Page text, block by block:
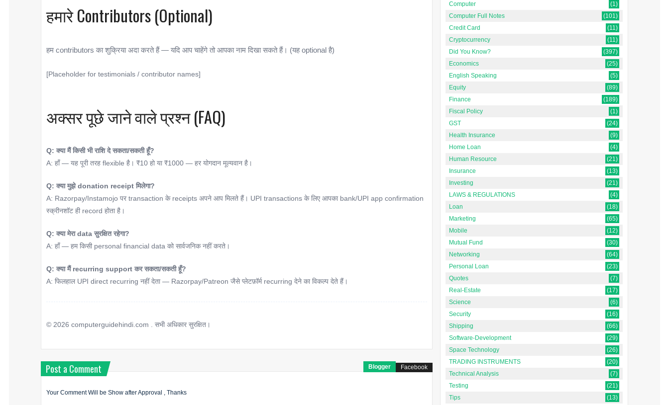
हमारे Contributors (Optional)
हम contributors का शुक्रिया अदा करते हैं — यदि आप चाहेंगे तो आपका नाम दिखा सकते हैं। (यह optional है)
[Placeholder for testimonials / contributor names]
अक्सर पूछे जाने वाले प्रश्न (FAQ)
Q: क्या मैं किसी भी राशि दे सकता/सकती हूँ?
A: हाँ — यह पूरी तरह flexible है। ₹10 हो या ₹1000 — हर योगदान मूल्यवान है।
Q: क्या मुझे donation receipt मिलेगा?
A: Razorpay/Instamojo पर transaction के receipts अपने आप मिलते हैं। UPI transactions के लिए आपका bank/UPI app confirmation
स्क्रीनशॉट ही record होता है।
Q: क्या मेरा data सुरक्षित रहेगा?
A: हाँ — हम किसी personal financial data को सार्वजनिक नहीं करते।
Q: क्या मैं recurring support कर सकता/सकती हूँ?
A: फिलहाल UPI direct recurring नहीं देता — Razorpay/Patreon जैसे प्लेटफ़ॉर्म recurring देने का विकल्प देते हैं।
© 2026 computerguidehindi.com . सभी अधिकार सुरक्षित।
Post a Comment Blogger Facebook
Your Comment Will be Show after Approval , Thanks
Computer
(1)
Computer Full Notes
(101)
Credit Card
(11)
Cryptocurrency
(11)
Did You Know?
(397)
Economics
(25)
English Speaking
(5)
Equity
(89)
Finance
(189)
Fiscal Policy
(1)
GST
(24)
Health Insurance
(9)
Home Loan
(4)
Human Resource
(21)
Insurance
(13)
Investing
(21)
LAWS & REGULATIONS
(4)
Loan
(18)
Marketing
(65)
Mobile
(12)
Mutual Fund
(30)
Networking
(64)
Personal Loan
(23)
Quotes
(7)
Real-Estate
(17)
Science
(6)
Security
(16)
Shipping
(66)
Software-Development
(29)
Space Technology
(26)
TRADING INSTRUMENTS
(20)
Technical Analysis
(7)
Testing
(21)
Tips
(13)